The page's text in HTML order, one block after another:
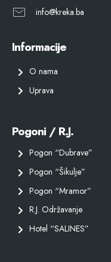
info@kreka.ba
Informacije
O nama
Uprava
Pogoni / R.J.
Pogon “Dubrave”
Pogon “Šikulje”
Pogon “Mramor”
R.J. Održavanje
Hotel “SALINES”